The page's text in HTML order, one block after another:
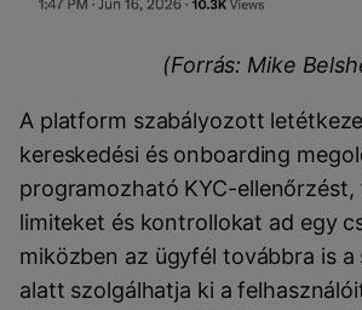
(Forrás: Mike
A platform szabályozott
kereskedési és onboarding
programozható KYC-
limiteket és kontrollokat ad egy
miközben az ügyfél továbbra is a
alatt szolgálhatja ki a